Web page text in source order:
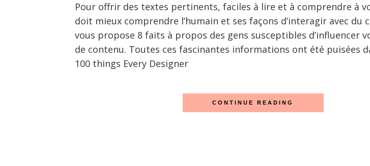
Pour offrir des textes pertinents, faciles à lire et à comprendre à
doit mieux comprendre l’humain et ses façons d’interagir avec du
vous propose 8 faits à propos des gens susceptibles d’influencer
de contenu. Toutes ces fascinantes informations ont été puisées
100 things Every Designer
CONTINUE READING